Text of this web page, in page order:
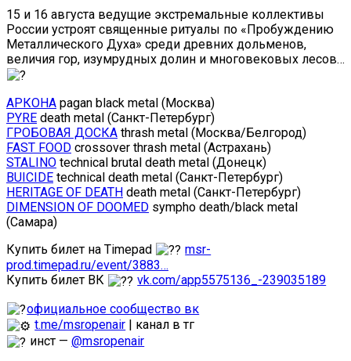
15 и 16 августа ведущие экстремальные коллективы
России устроят священные ритуалы по «Пробуждению
Металлического Духа» среди древних дольменов,
величия гор, изумрудных долин и многовековых лесов…
АРКОНА pagan black metal (Москва)
PYRE death metal (Санкт-Петербург)
ГРОБОВАЯ ДОСКА thrash metal (Москва/Белгород)
FAST FOOD crossover thrash metal (Астрахань)
STALINO technical brutal death metal (Донецк)
BUICIDE technical death metal (Санкт-Петербург)
HERITAGE OF DEATH death metal (Санкт-Петербург)
DIMENSION OF DOOMED sympho death/black metal
(Самара)
Купить билет на Timepad
msr-
prod.timepad.ru/event/3883…
Купить билет ВК
vk.com/app5575136_-239035189
официальное сообщество вк
t.me/msropenair | канал в тг
инст —@msropenair